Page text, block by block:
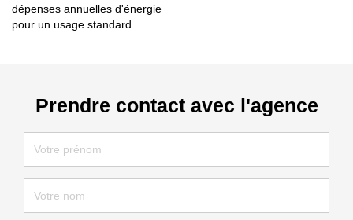
dépenses annuelles d'énergie
pour un usage standard
Prendre contact avec l'agence